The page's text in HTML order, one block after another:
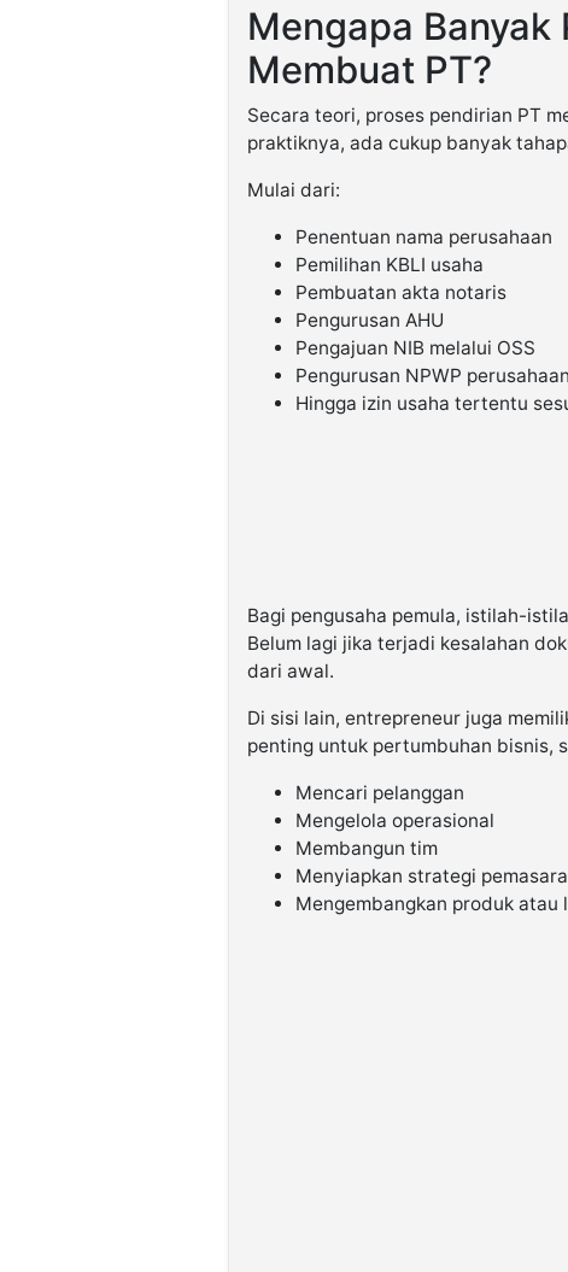
Mengapa Banyak
Membuat PT?
Secara teori, proses pendirian PT
praktiknya, ada cukup banyak
Mulai dari:
Penentuan nama perusahaan
Pemilihan KBLI usaha
Pembuatan akta notaris
Pengurusan AHU
Pengajuan NIB melalui OSS
Pengurusan NPWP perusahaan
Hingga izin usaha tertentu
Bagi pengusaha pemula, istilah-
Belum lagi jika terjadi kesalahan
dari awal.
Di sisi lain, entrepreneur juga
penting untuk pertumbuhan bisnis,
Mencari pelanggan
Mengelola operasional
Membangun tim
Menyiapkan strategi
Mengembangkan produk atau